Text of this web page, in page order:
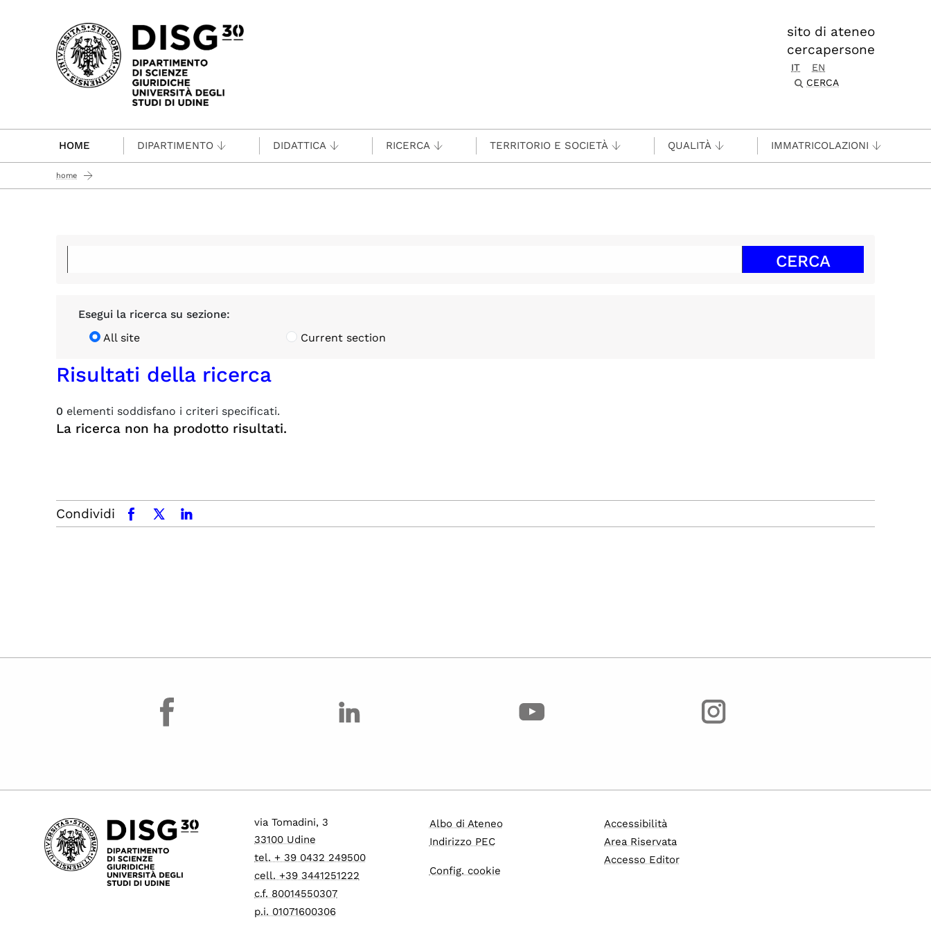
Passa al contenuto principale
sito di ateneo
cercapersone
IT
EN
CERCA
HOME DIPARTIMENTO DIDATTICA RICERCA TERRITORIO E SOCIETÀ QUALITÀ IMMATRICOLAZIONI
home
Esegui la ricerca su sezione:
All site
Current section
Risultati della ricerca
0 elementi soddisfano i criteri specificati.
La ricerca non ha prodotto risultati.
Condividi facebookx.comlinkedin
facebook
via Tomadini, 3
33100 Udine
tel. + 39 0432 249500
cell. +39 3441251222
c.f. 80014550307
p.i. 01071600306
Albo di Ateneo
Indirizzo PEC
Config. cookie
Accessibilità
Area Riservata
Accesso Editor